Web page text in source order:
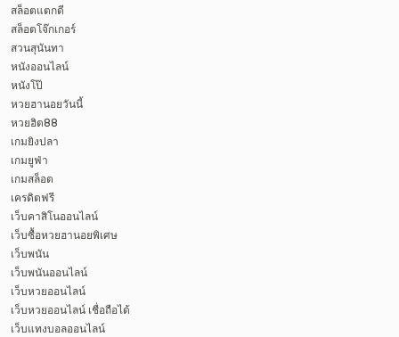
สล็อตแตกดี
สล็อตโจ๊กเกอร์
สวนสุนันทา
หนังออนไลน์
หนังโป๊
หวยฮานอยวันนี้
หวยฮิต88
เกมยิงปลา
เกมยูฟ่า
เกมสล็อต
เครดิตฟรี
เว็บคาสิโนออนไลน์
เว็บซื้อหวยฮานอยพิเศษ
เว็บพนัน
เว็บพนันออนไลน์
เว็บหวยออนไลน์
เว็บหวยออนไลน์ เชื่อถือได้
เว็บแทงบอลออนไลน์